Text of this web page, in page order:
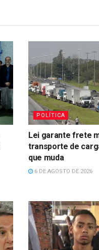
POLÍTICA
Lei garante frete
transporte de
que muda
6 DE AGOSTO DE 2026